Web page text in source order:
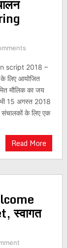
script 2018 –
के लिए आयोजित
मौलिक का जय
भी 15 अगस्त 2018
के लिए एक
Read More
स्वागत